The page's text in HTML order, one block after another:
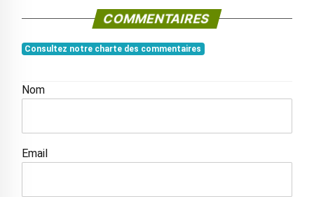
COMMENTAIRES
Consultez notre charte des commentaires
Nom
Email